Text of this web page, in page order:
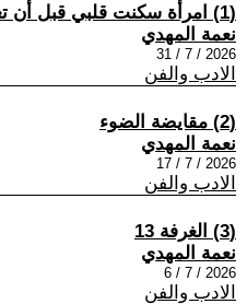
(1) امرأة سكنت قلبي قبل أن تعرف اسمي
نعمة المهدي
2026 / 7 / 31
الادب والفن
(2) مقايضة الضوء
نعمة المهدي
2026 / 7 / 17
الادب والفن
(3) الغرفة 13
نعمة المهدي
2026 / 7 / 6
الادب والفن